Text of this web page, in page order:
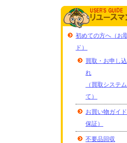
初めての方へ（お
ド）
買取・お申し
れ
（買取システ
て）
お買い物ガイ
保証）
不要品回収